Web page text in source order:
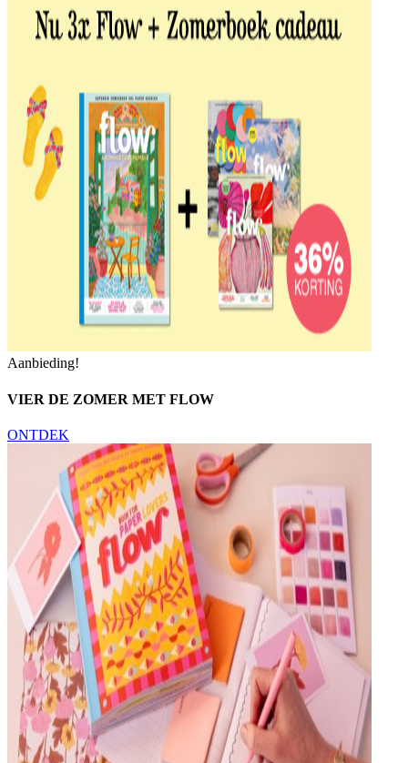
Aanbieding!
VIER DE ZOMER MET FLOW
ONTDEK